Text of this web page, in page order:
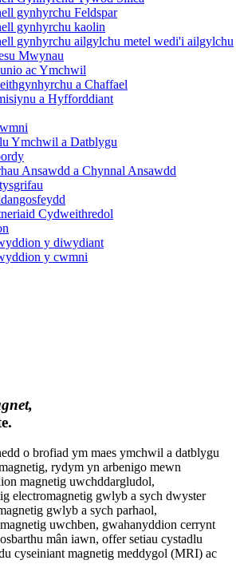
gynhyrchu Feldspar
gynhyrchu kaolin
gynhyrchu ailgylchu metel wedi'i ailgylchu
Mwynau
ac Ymchwil
a Chaffael
a Hyfforddiant
Ymchwil a Datblygu
Ansawdd a Chynnal Ansawdd
Cydweithredol
y diwydiant
y cwmni
o brofiad ym maes ymchwil a datblygu
rydym yn arbenigo mewn
magnetig uwchddargludol,
electromagnetig gwlyb a sych dwyster
gwlyb a sych parhaol,
uwchben, gwahanyddion cerrynt
mân iawn, offer setiau cystadlu
cyseiniant magnetig meddygol (MRI) ac